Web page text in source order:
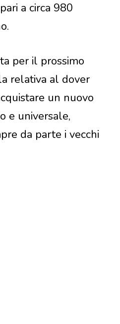
pari a circa 980
per il prossimo
relativa al dover
un nuovo
e universale,
da parte i vecchi